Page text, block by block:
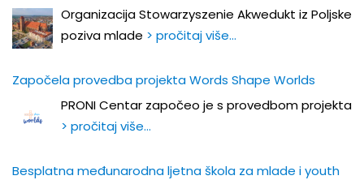
Organizacija Stowarzyszenie Akwedukt iz Poljske
poziva mlade > pročitaj više…
Započela provedba projekta Words Shape Worlds
PRONI Centar započeo je s provedbom projekta
> pročitaj više…
Besplatna međunarodna ljetna škola za mlade i youth